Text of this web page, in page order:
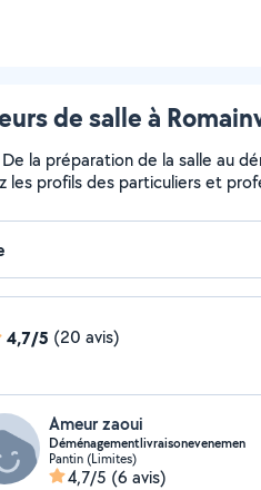
de salle à
la préparation de la salle au
les profils des particuliers et
4,7/5 (20 avis)
Ameur zaoui
Déménagementlivraisonevenemen
Pantin (Limites)
4,7/5 (6 avis)